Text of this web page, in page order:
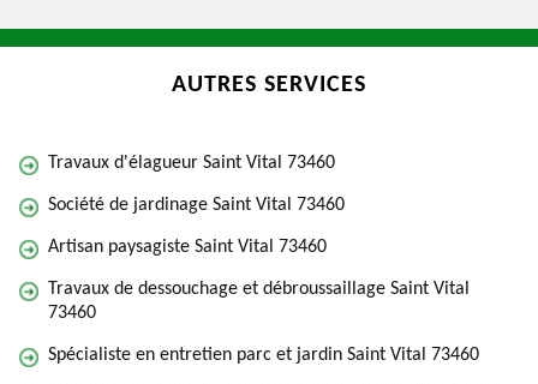
AUTRES SERVICES
Travaux d'élagueur Saint Vital 73460
Société de jardinage Saint Vital 73460
Artisan paysagiste Saint Vital 73460
Travaux de dessouchage et débroussaillage Saint Vital
73460
Spécialiste en entretien parc et jardin Saint Vital 73460